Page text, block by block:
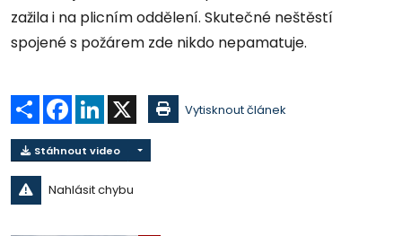
zažila i na plicním oddělení. Skutečné neštěstí
spojené s požárem zde nikdo nepamatuje.
Sdílet Facebook
LinkedIn Vytisknout článek
Stáhnout video
Nahlásit chybu